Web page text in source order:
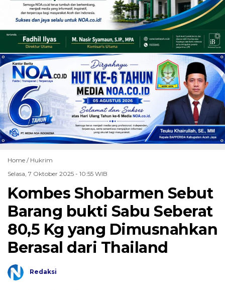
Home / Hukrim
Selasa, 7 Oktober 2025 - 10:55 WIB
Kombes Shobarmen Sebut
Barang bukti Sabu Seberat
80,5 Kg yang Dimusnahkan
Berasal dari Thailand
Redaksi